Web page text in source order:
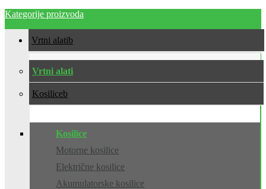
Kategorije proizvoda
Vrtni alati
Vrtni alati
Kosilice
Kosilice
Motorne kosilice
Električne kosilice
Akumulatorske kosilice